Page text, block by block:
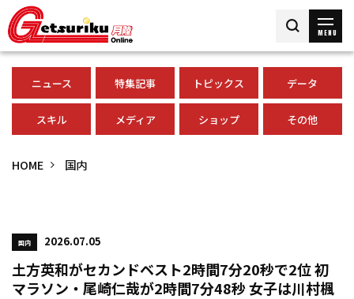
MENU
ニュース 特集記事 トピックス データ
スキル メディア ショップ その他
HOME 国内
国内 2026.07.05
土方英和がセカンドベスト2時間7分20秒で2位 初
マラソン・尾崎仁哉が2時間7分48秒 女子は川村楓